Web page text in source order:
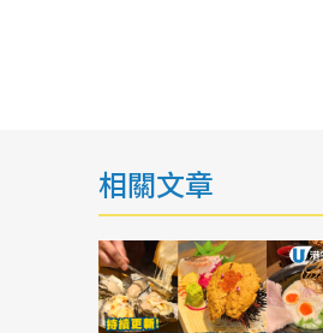
相關文章